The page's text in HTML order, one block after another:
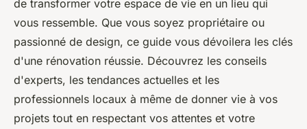
de transformer votre espace de vie en un lieu qui
vous ressemble. Que vous soyez propriétaire ou
passionné de design, ce guide vous dévoilera les clés
d'une rénovation réussie. Découvrez les conseils
d'experts, les tendances actuelles et les
professionnels locaux à même de donner vie à vos
projets tout en respectant vos attentes et votre